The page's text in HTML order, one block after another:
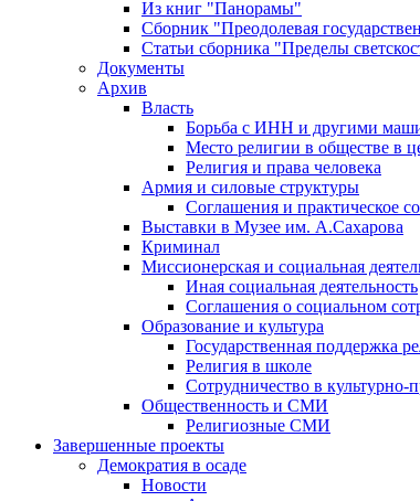
Из книг "Панорамы"
Сборник "Преодолевая
Статьи сборника "Пределы
Документы
Архив
Власть
Борьба с ИНН и другими
Место религии в обществе в
Религия и права человека
Армия и силовые структуры
Соглашения и практическое
Выставки в Музее им. А.Сахарова
Криминал
Миссионерская и социальная
Иная социальная деятельность
Соглашения о социальном
Образование и культура
Государственная поддержка
Религия в школе
Сотрудничество в культурно-
Общественность и СМИ
Религиозные СМИ
Завершенные проекты
Демократия в осаде
Новости